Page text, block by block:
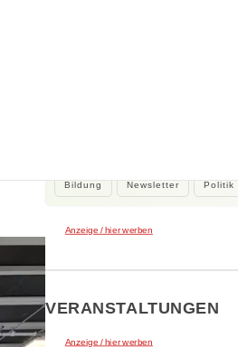
Bildung Newsletter Politik
Anzeige / hier werben
VERANSTALTUNGEN
Anzeige / hier werben